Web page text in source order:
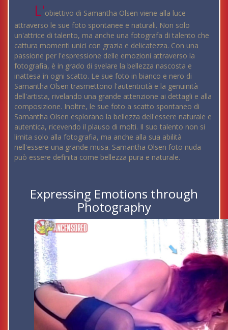
L'obiettivo di Samantha Olsen viene alla luce
attraverso le sue foto spontanee e naturali. Non solo
un'attrice di talento, ma anche una fotografa di talento che
cattura momenti unici con grazia e delicatezza. Con una
passione per l'espressione delle emozioni attraverso la
fotografia, è in grado di svelare la bellezza nascosta e
inattesa in ogni scatto. Le sue foto in bianco e nero di
Samantha Olsen trasmettono l'autenticità e la genuinità
dell'artista, rivelando una grande attenzione ai dettagli e alla
composizione. Inoltre, le sue foto a scatto spontaneo di
Samantha Olsen esplorano la bellezza dell'essere naturale e
autentica, ricevendo il plauso di molti. Il suo talento non si
limita solo alla fotografia, ma anche alla sua abilità
nell'essere una grande musa. Samantha Olsen foto nuda
può essere definita come bellezza pura e naturale.
Expressing Emotions through
Photography